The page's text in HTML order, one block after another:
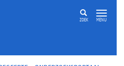
ZOEK MENU